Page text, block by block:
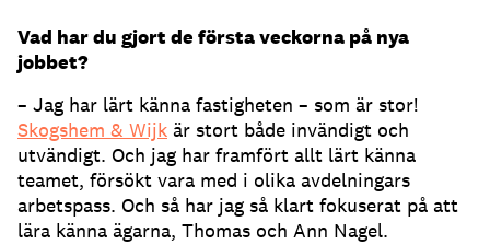
Vad har du gjort de första veckorna på nya
jobbet?
– Jag har lärt känna fastigheten – som är stor!
Skogshem & Wijk är stort både invändigt och
utvändigt. Och jag har framfört allt lärt känna
teamet, försökt vara med i olika avdelningars
arbetspass. Och så har jag så klart fokuserat på att
lära känna ägarna, Thomas och Ann Nagel.